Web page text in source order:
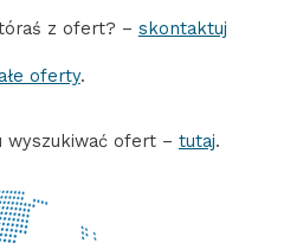
z ofert? – skontaktuj
oferty.
wyszukiwać ofert – tutaj.